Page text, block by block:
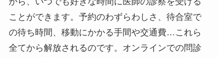
ことができます。予約のわずらわしさ、待合室で
の待ち時間、移動にかかる手間や交通費…これら
全てから解放されるのです。オンラインでの問診